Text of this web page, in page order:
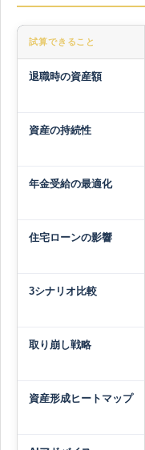
試算できること
退職時の資産額
資産の持続性
年金受給の最適化
住宅ローンの影響
3シナリオ比較
取り崩し戦略
資産形成ヒートマップ